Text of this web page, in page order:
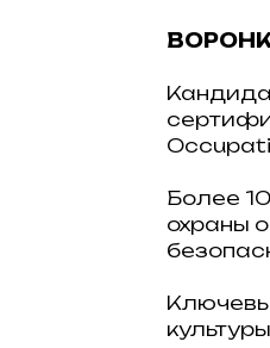
Более
охраны